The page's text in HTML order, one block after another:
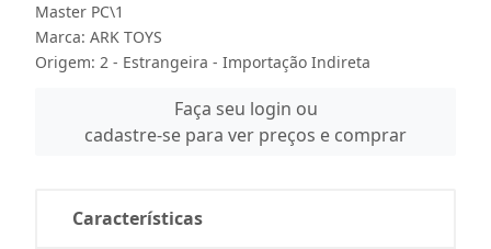
Master PC\1
Marca: ARK TOYS
Origem: 2 - Estrangeira - Importação Indireta
Faça seu login ou
cadastre-se para ver preços e comprar
Características